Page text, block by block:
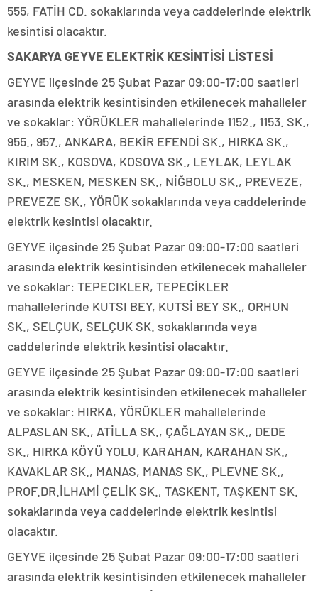
555, FATİH CD. sokaklarında veya caddelerinde elektrik
kesintisi olacaktır.
SAKARYA GEYVE ELEKTRİK KESİNTİSİ LİSTESİ
GEYVE ilçesinde 25 Şubat Pazar 09:00-17:00 saatleri
arasında elektrik kesintisinden etkilenecek mahalleler
ve sokaklar: YÖRÜKLER mahallelerinde 1152., 1153. SK.,
955., 957., ANKARA, BEKİR EFENDİ SK., HIRKA SK.,
KIRIM SK., KOSOVA, KOSOVA SK., LEYLAK, LEYLAK
SK., MESKEN, MESKEN SK., NİĞBOLU SK., PREVEZE,
PREVEZE SK., YÖRÜK sokaklarında veya caddelerinde
elektrik kesintisi olacaktır.
GEYVE ilçesinde 25 Şubat Pazar 09:00-17:00 saatleri
arasında elektrik kesintisinden etkilenecek mahalleler
ve sokaklar: TEPECIKLER, TEPECİKLER
mahallelerinde KUTSI BEY, KUTSİ BEY SK., ORHUN
SK., SELÇUK, SELÇUK SK. sokaklarında veya
caddelerinde elektrik kesintisi olacaktır.
GEYVE ilçesinde 25 Şubat Pazar 09:00-17:00 saatleri
arasında elektrik kesintisinden etkilenecek mahalleler
ve sokaklar: HIRKA, YÖRÜKLER mahallelerinde
ALPASLAN SK., ATİLLA SK., ÇAĞLAYAN SK., DEDE
SK., HIRKA KÖYÜ YOLU, KARAHAN, KARAHAN SK.,
KAVAKLAR SK., MANAS, MANAS SK., PLEVNE SK.,
PROF.DR.İLHAMİ ÇELİK SK., TASKENT, TAŞKENT SK.
sokaklarında veya caddelerinde elektrik kesintisi
olacaktır.
GEYVE ilçesinde 25 Şubat Pazar 09:00-17:00 saatleri
arasında elektrik kesintisinden etkilenecek mahalleler